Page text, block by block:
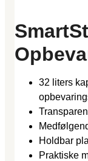
32 liters
Holdbar
Praktiske